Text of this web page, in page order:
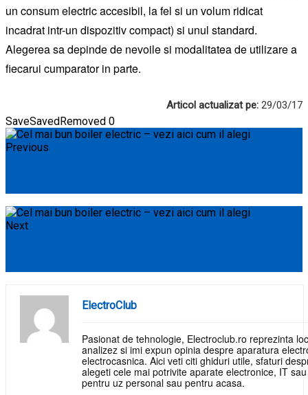
un consum electric accesibil, la fel si un volum ridicat
incadrat intr-un dispozitiv compact) si unul standard.
Alegerea sa depinde de nevoile si modalitatea de utilizare a
fiecarui cumparator in parte.
Articol actualizat pe: 29/03/17
SaveSavedRemoved 0
Previous
Next
ElectroClub
Pasionat de tehnologie, Electroclub.ro reprezinta
analizez si imi expun opinia despre aparatura
electrocasnica. Aici veti citi ghiduri utile, sfaturi
alegeti cele mai potrivite aparate electronice, IT
pentru uz personal sau pentru acasa.